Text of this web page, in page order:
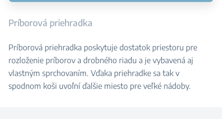
Príborová priehradka
Príborová priehradka poskytuje dostatok priestoru pre
rozloženie príborov a drobného riadu a je vybavená aj
vlastným sprchovaním. Vďaka priehradke sa tak v
spodnom koši uvoľní ďalšie miesto pre veľké nádoby.